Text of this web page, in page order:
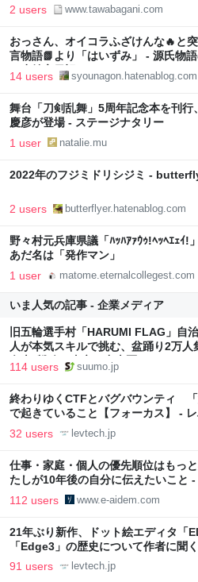
2 users www.tawabagani.com
おっさん、オイコラふざけんな🔥と
言物語📗より「はいずみ」 - 源氏物
🌸少納言日記🌸
14 users syounagon.hatenablog.com
舞台「刀剣乱舞」5周年記念本を刊
慶彦が登場 - ステージナタリー
1 user natalie.mu
2022年のフジミドリシジミ -
2 users butterflyer.hatenablog.com
野々村元兵庫県議「ﾊｯﾊｱｧｳｩ!ﾍｯﾍｴｪｲ
あだ名は「発作マン」
1 user matome.eternalcollegest.com
いま人気の記事 - 企業メディア
旧五輪選手村「HARUMI FLAG」自
人が本気スキルで挑む、盆踊り2万
向上”戦略 東京・中央区
114 users suumo.jp
終わりゆくCTFとバグバウンティ 「
で起きていること【フォーカス】 -
32 users levtech.jp
仕事・家庭・個人の優先順位はもっ
たしが10年後の自分に伝えたいこと
112 users www.e-aidem.com
21年ぶり新作、ドット絵エディタ「
「Edge3」の歴史について作者に聞
LAB
91 users levtech.jp